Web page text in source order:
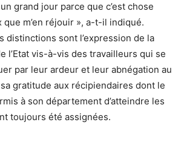
un grand jour parce que c’est chose
m’en réjouir », a-t-il indiqué.
distinctions sont l’expression de la
l’Etat vis-à-vis des travailleurs qui se
par leur ardeur et leur abnégation au
gratitude aux récipiendaires dont le
à son département d’atteindre les
toujours été assignées.